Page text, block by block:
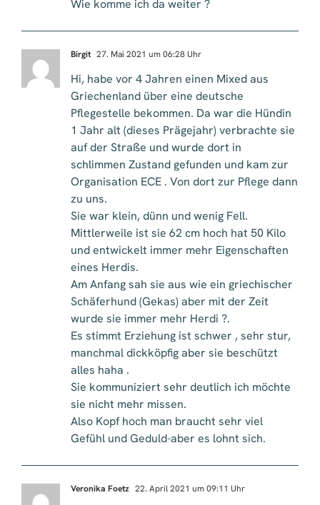
Wie komme ich da weiter ?
Birgit 27. Mai 2021 um 06:28 Uhr
Hi, habe vor 4 Jahren einen Mixed aus
Griechenland über eine deutsche
Pflegestelle bekommen. Da war die Hündin
1 Jahr alt (dieses Prägejahr) verbrachte sie
auf der Straße und wurde dort in
schlimmen Zustand gefunden und kam zur
Organisation ECE . Von dort zur Pflege dann
zu uns.
Sie war klein, dünn und wenig Fell.
Mittlerweile ist sie 62 cm hoch hat 50 Kilo
und entwickelt immer mehr Eigenschaften
eines Herdis.
Am Anfang sah sie aus wie ein griechischer
Schäferhund (Gekas) aber mit der Zeit
wurde sie immer mehr Herdi ?.
Es stimmt Erziehung ist schwer , sehr stur,
manchmal dickköpfig aber sie beschützt
alles haha .
Sie kommuniziert sehr deutlich ich möchte
sie nicht mehr missen.
Also Kopf hoch man braucht sehr viel
Gefühl und Geduld-aber es lohnt sich.
Veronika Foetz 22. April 2021 um 09:11 Uhr